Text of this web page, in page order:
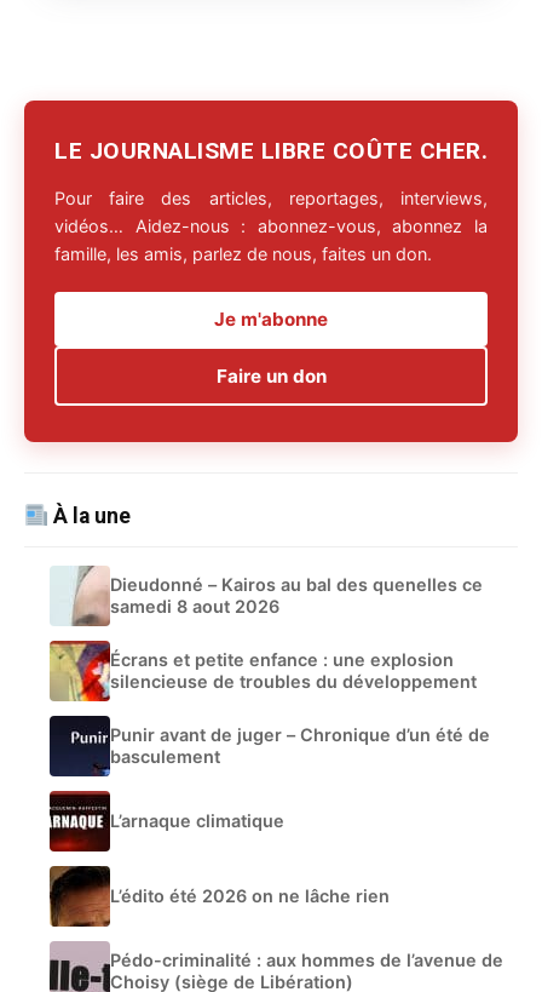
LE JOURNALISME LIBRE COÛTE CHER.
Pour faire des articles, reportages, interviews,
vidéos… Aidez-nous : abonnez-vous, abonnez la
famille, les amis, parlez de nous, faites un don.
Je m'abonne
Faire un don
À la une
Dieudonné – Kairos au bal des quenelles ce
samedi 8 aout 2026
Écrans et petite enfance : une explosion
silencieuse de troubles du développement
Punir avant de juger – Chronique d’un été de
basculement
L’arnaque climatique
L’édito été 2026 on ne lâche rien
Pédo-criminalité : aux hommes de l’avenue de
Choisy (siège de Libération)